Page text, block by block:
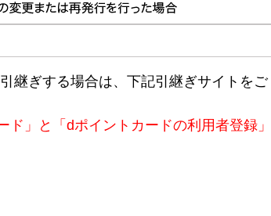
継ぎする場合は、下記引継ぎサイトをご
」と「dポイントカードの利用者登録」